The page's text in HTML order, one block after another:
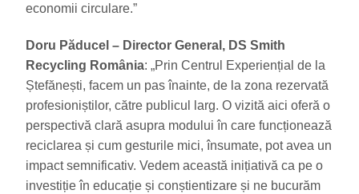
economii circulare.”
Doru Păducel – Director General, DS Smith
Recycling România: „Prin Centrul Experiențial de la
Ștefănești, facem un pas înainte, de la zona rezervată
profesioniștilor, către publicul larg. O vizită aici oferă o
perspectivă clară asupra modului în care funcționează
reciclarea și cum gesturile mici, însumate, pot avea un
impact semnificativ. Vedem această inițiativă ca pe o
investiție în educație și conștientizare și ne bucurăm